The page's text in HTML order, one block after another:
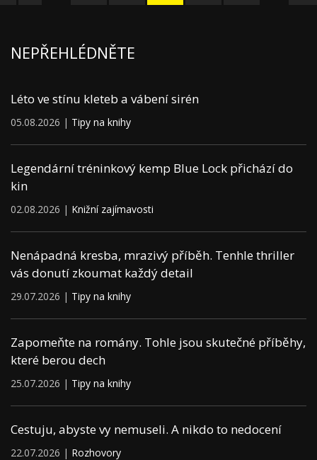
NEPŘEHLÉDNĚTE
Léto ve stínu kleteb a vábení sirén
05.08.2026 | Tipy na knihy
Legendární tréninkový kemp Blue Lock přichází do
kin
02.08.2026 | Knižní zajímavosti
Nenápadná kresba, mrazivý příběh. Tenhle thriller
vás donutí zkoumat každý detail
29.07.2026 | Tipy na knihy
Zapomeňte na romány. Tohle jsou skutečné příběhy,
které berou dech
25.07.2026 | Tipy na knihy
Cestuju, abyste vy nemuseli. A nikdo to nedocení
22.07.2026 | Rozhovory